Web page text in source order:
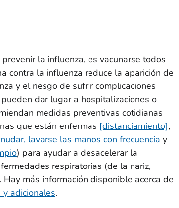
la influenza, es vacunarse todos
contra la influenza reduce la aparición de
y el riesgo de sufrir complicaciones
dar lugar a hospitalizaciones o
medidas preventivas cotidianas
que están enfermas [distanciamiento],
lavarse las manos con frecuencia y
) para ayudar a desacelerar la
respiratorias (de la nariz,
más información disponible acerca de
adicionales.